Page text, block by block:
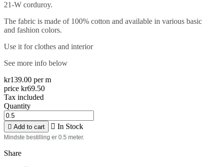
21-W corduroy.
The fabric is made of 100% cotton and available in various basic
and fashion colors.
Use it for clothes and interior
See more info below
kr139.00 per m
price kr69.50
Tax included
Quantity
 Add to cart  In Stock
Mindste bestilling er 0.5 meter.
Share